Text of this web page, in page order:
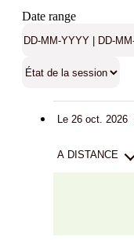
Date range
Le 26 oct. 2026
A DISTANCE